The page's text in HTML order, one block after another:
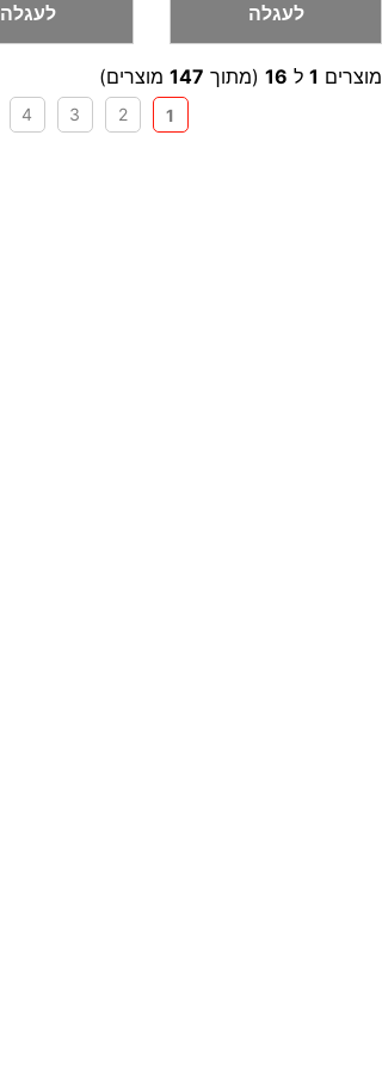
לעגלה לעגלה
מוצרים 1 ל 16 (מתוך 147 מוצרים)
1
2
3
4